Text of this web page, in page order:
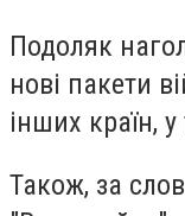
Подоляк
нові пакети
інших країн, у
Також, за